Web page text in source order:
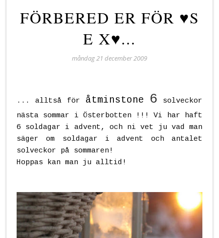
FÖRBERED ER FÖR ♥S
E X♥...
måndag 21 december 2009
... alltså för åtminstone 6 solveckor
nästa sommar i Österbotten !!! Vi har haft
6 soldagar i advent, och ni vet ju vad man
säger om soldagar i advent och antalet
solveckor på sommaren!
Hoppas kan man ju alltid!